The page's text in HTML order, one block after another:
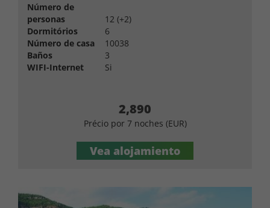
Número de
personas
12 (+2)
Dormitórios
6
Número de casa
10038
Baños
3
WIFI-Internet
Si
2,890
Précio por 7 noches (EUR)
Vea alojamiento